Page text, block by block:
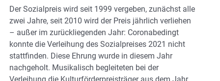
Der Sozialpreis wird seit 1999 vergeben, zunächst alle
zwei Jahre, seit 2010 wird der Preis jährlich verliehen
– außer im zurückliegenden Jahr: Coronabedingt
konnte die Verleihung des Sozialpreises 2021 nicht
stattfinden. Diese Ehrung wurde in diesem Jahr
nachgeholt. Musikalisch begleiteten bei der